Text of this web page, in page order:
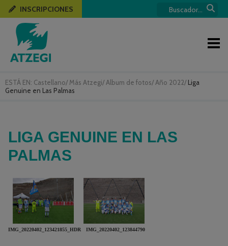
ESTÁ EN: Castellano/ Más Atzegi/ Album de fotos/ Año 2022/ Liga
Genuine en Las Palmas
INSCRIPCIONES
LIGA GENUINE EN LAS
PALMAS
IMG_20220402_123421855_HDR IMG_20220402_123844790